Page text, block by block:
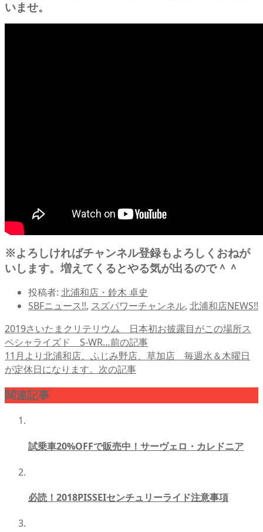
いませ。
※よろしければチャンネル登録もよろしくおねが
いします。増えてくるとやる気が出るので＾＾
投稿者: 北浦和店・鈴木 卓史
SBFニュース!!, スズパワーチャンネル, 北浦和店NEWS!!
2019さいたまクリテリウム 日本初お披露目がこの場所ス
ペシャライズド S-WR…前の記事
11月より北浦和店、ふじみ野店、草加店 毎週水＆木曜日
が定休日になります。 次の記事
関連記事
試乗車20%OFFで販売中！サーヴェロ・カレドニア
必読！2018PISSEIセンチュリーライド注意事項